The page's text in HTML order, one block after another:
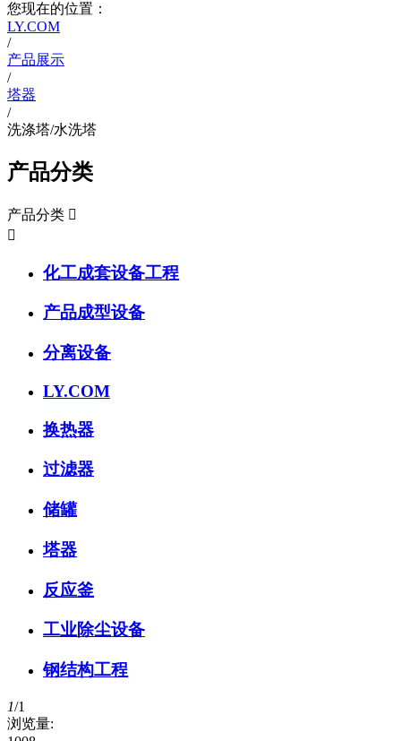
您现在的位置：
LY.COM
/
产品展示
/
塔器
/
洗涤塔/水洗塔
产品分类
产品分类 

化工成套设备工程
产品成型设备
分离设备
LY.COM
换热器
过滤器
储罐
塔器
反应釜
工业除尘设备
钢结构工程
1/1
浏览量: